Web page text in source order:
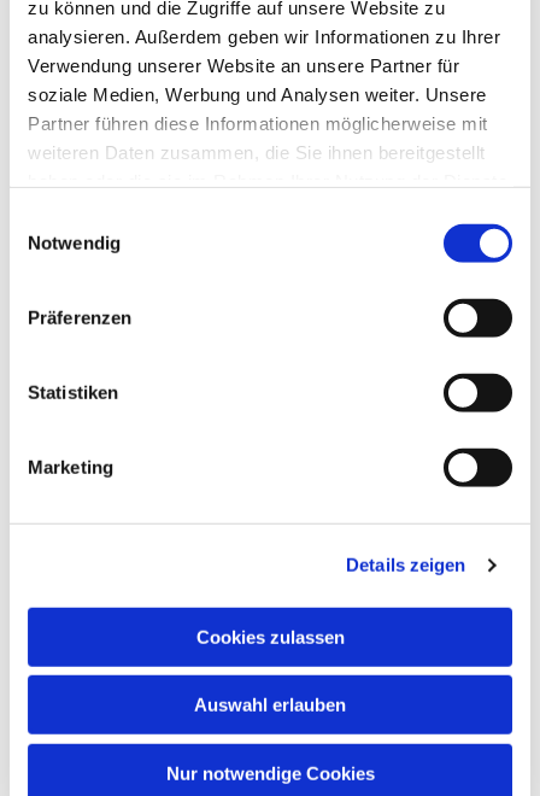
zu können und die Zugriffe auf unsere Website zu
analysieren. Außerdem geben wir Informationen zu Ihrer
Verwendung unserer Website an unsere Partner für
soziale Medien, Werbung und Analysen weiter. Unsere
Partner führen diese Informationen möglicherweise mit
weiteren Daten zusammen, die Sie ihnen bereitgestellt
Notwendig
Präferenzen
Statistiken
Marketing
Details zeigen
Cookies zulassen
Auswahl erlauben
Nur notwendige Cookies
Dies könnte Sie auch
interessieren